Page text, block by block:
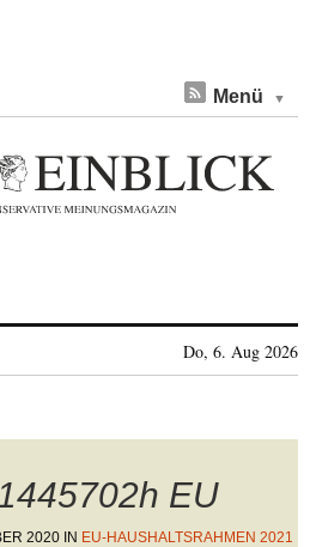
Menü
Do, 6. Aug 2026
EU
2020 IN EU-HAUSHALTSRAHMEN 2021